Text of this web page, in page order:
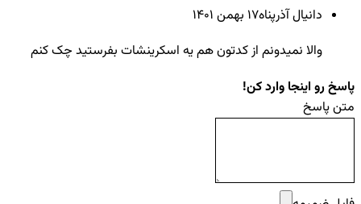
دانیال آذرپناه17 بهمن ۱۴۰۱
والا نمیدونم از کدتون هم یه اسکرینشات بفرستید چک کنم
پاسخ رو اینجا وارد کن!
متن پاسخ